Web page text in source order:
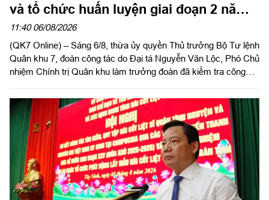
và tổ chức huấn luyện giai đoạn 2 năm
2026 tại tỉnh Tây Ninh
11:40 06/08/2026
(QK7 Online) – Sáng 6/8, thừa ủy quyền Thủ trưởng Bộ Tư lệnh
Quân khu 7, đoàn công tác do Đại tá Nguyễn Văn Lộc, Phó Chủ
nhiệm Chính trị Quân khu làm trưởng đoàn đã kiểm tra công
Trung đoàn 738 và Ban CHQS phường Tân An, Bộ CHQS tỉnh
Tây Ninh.